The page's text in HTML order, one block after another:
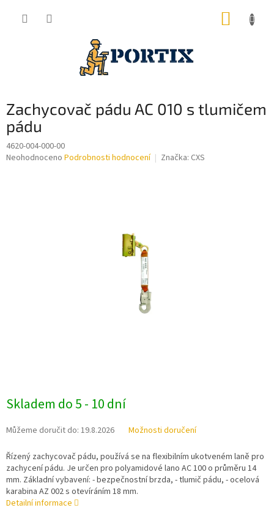
Zachycovač pádu AC 010 s tlumičem
pádu
4620-004-000-00
Průměrné
Neohodnoceno Podrobnosti hodnocení Značka: CXS
Skladem do 5 - 10 dní
Můžeme doručit do: 19.8.2026 Možnosti doručení
Řízený zachycovač pádu, používá se na flexibilním ukotveném laně pro
zachycení pádu. Je určen pro polyamidové lano AC 100 o průměru 14
mm. Základní vybavení: - bezpečnostní brzda, - tlumič pádu, - ocelová
karabina AZ 002 s otevíráním 18 mm.
Detailní informace